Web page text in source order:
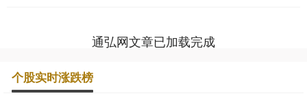
通弘网文章已加载完成
个股实时涨跌榜